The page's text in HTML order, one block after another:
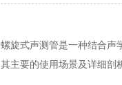
螺旋式声测管是一种结合声
其主要的使用场景及详细剖